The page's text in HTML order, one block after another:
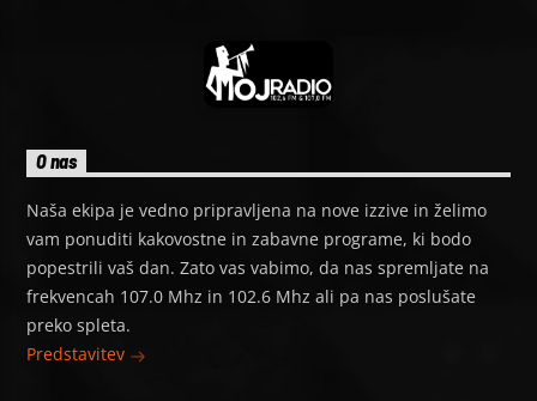
O nas
Naša ekipa je vedno pripravljena na nove izzive in želimo
vam ponuditi kakovostne in zabavne programe, ki bodo
popestrili vaš dan. Zato vas vabimo, da nas spremljate na
frekvencah 107.0 Mhz in 102.6 Mhz ali pa nas poslušate
preko spleta.
Predstavitev